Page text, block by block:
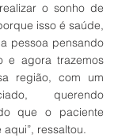
o sonho de
isso é saúde,
pessoa pensando
e agora trazemos
região, com um
querendo
que o paciente
ressaltou.